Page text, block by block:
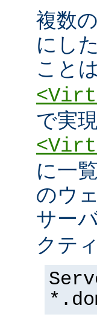
複数
にし
ことは
で実
に一
のウ
サー
クテ